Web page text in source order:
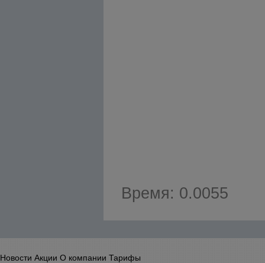
Время: 0.0055
Новости Акции О компании Тарифы